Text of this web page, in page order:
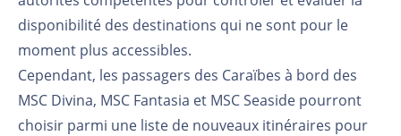
disponibilité des destinations qui ne sont pour le
moment plus accessibles.
Cependant, les passagers des Caraïbes à bord des
MSC Divina, MSC Fantasia et MSC Seaside pourront
choisir parmi une liste de nouveaux itinéraires pour